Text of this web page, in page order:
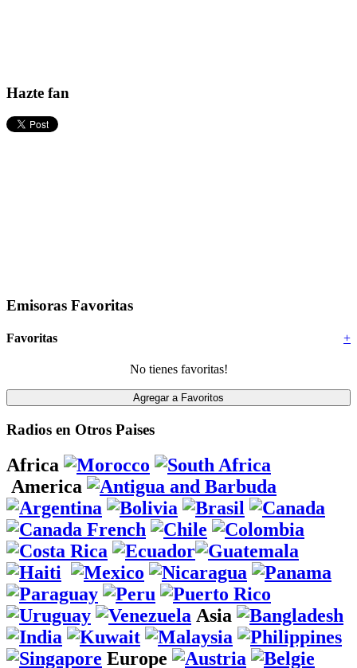
Hazte fan
Emisoras Favoritas
+
Favoritas
No tienes favoritas!
Radios en Otros Paises
Africa
America
Asia
Europe